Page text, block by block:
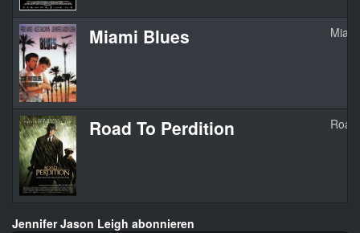
Miami Blues
Road To Perdition
Jennifer Jason Leigh abonnieren